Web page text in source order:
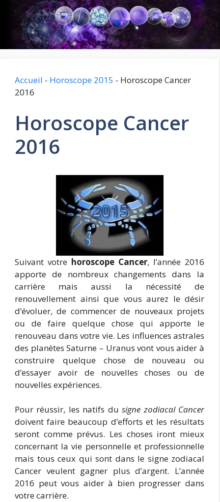
contenu
Accueil - Horoscope 2015 - Horoscope Cancer
2016
Horoscope Cancer
2016
Suivant votre horoscope Cancer, l’année 2016
apporte de nombreux changements dans la
carrière mais aussi la nécessité de
renouvellement ainsi que vous aurez le désir
d’évoluer, de commencer de nouveaux projets
ou de faire quelque chose qui apporte le
renouveau dans votre vie. Les influences astrales
des planètes Saturne – Uranus vont vous aider à
construire quelque chose de nouveau ou
d’essayer avoir de nouvelles choses ou de
nouvelles expériences.
Pour réussir, les natifs dusigne zodiacal Cancer
doivent faire beaucoup d’efforts et les résultats
seront comme prévus. Les choses iront mieux
concernant la vie personnelle et professionnelle
mais tous ceux qui sont dans le signe zodiacal
Cancer veulent gagner plus d’argent. L’année
2016 peut vous aider à bien progresser dans
votre carrière.